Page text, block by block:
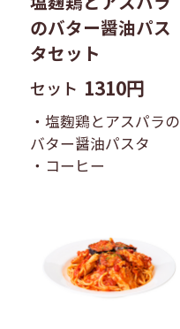
のバター醤油パス
タ​セット
セット 1310円
・塩麴鶏とアスパラの
バター醤油パスタ​
・コーヒー